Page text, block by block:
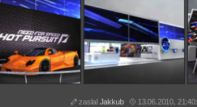
zaslal Jakkub 13.06.2010,